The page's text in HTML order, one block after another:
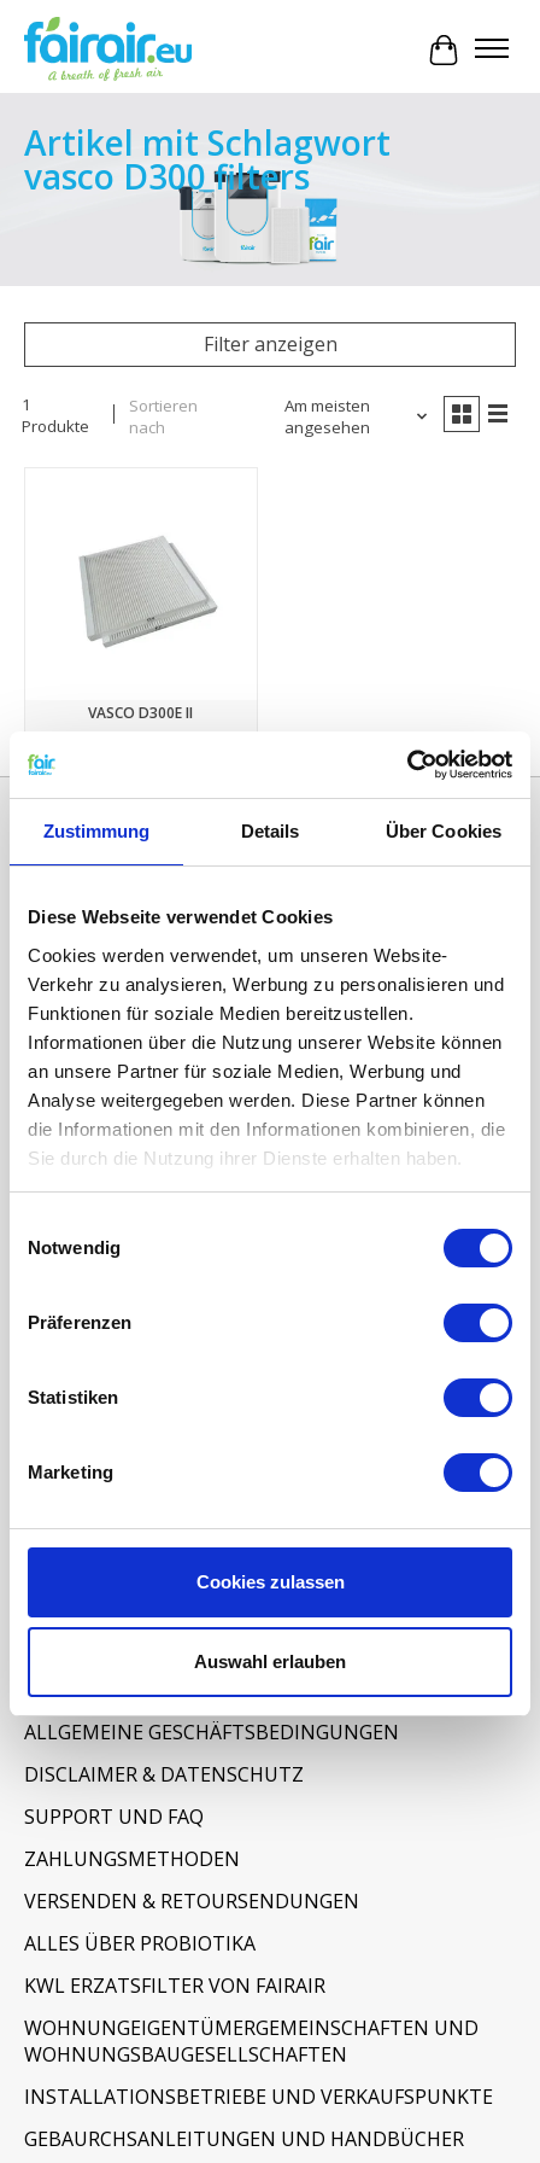
Zustimmung Details Über Cookies
Diese Webseite verwendet Cookies
Cookies werden verwendet, um unseren Website-
Verkehr zu analysieren, Werbung zu personalisieren und
Funktionen für soziale Medien bereitzustellen.
Informationen über die Nutzung unserer Website können
an unsere Partner für soziale Medien, Werbung und
Analyse weitergegeben werden. Diese Partner können
die Informationen mit den Informationen kombinieren, die
Sie durch die Nutzung ihrer Dienste erhalten haben.
Notwendig
Präferenzen
Statistiken
Marketing
Cookies zulassen
Auswahl erlauben
Ihr
Artikel mit Schlagwort
vasco D300 filters
Filter anzeigen
1
Produkte
Sortieren
nach
Am meisten
angesehen
VASCO D300E II
Kategorien
ERSATZFILTER / GERÄTEFILTER
LUFTHEIZUNG FILTER
FILTERMATTEN / TÜCHER
KEGELFILTER
Wartung der Lüftungsanlage
Mein Konto
Meine Bestellungen
Meine Nachrichten (Tickets)
IMPRESSUM
ALLGEMEINE GESCHÄFTSBEDINGUNGEN
DISCLAIMER & DATENSCHUTZ
SUPPORT UND FAQ
ZAHLUNGSMETHODEN
VERSENDEN & RETOURSENDUNGEN
ALLES ÜBER PROBIOTIKA
KWL ERZATSFILTER VON FAIRAIR
WOHNUNGEIGENTÜMERGEMEINSCHAFTEN UND
WOHNUNGSBAUGESELLSCHAFTEN
INSTALLATIONSBETRIEBE UND VERKAUFSPUNKTE
GEBAURCHSANLEITUNGEN UND HANDBÜCHER